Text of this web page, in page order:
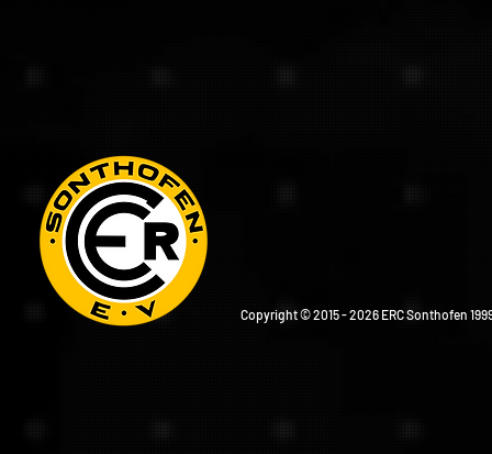
Copyright © 2015 - 2026 ERC Sonthofen